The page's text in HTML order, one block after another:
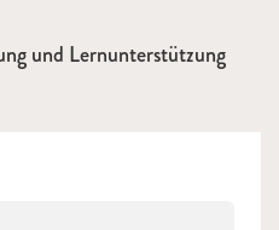
und Lernunterstützung